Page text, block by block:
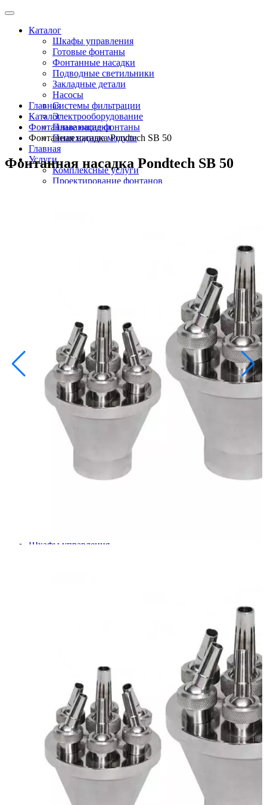
Каталог
Шкафы управления
Готовые фонтаны
Фонтанные насадки
Подводные светильники
Закладные детали
Насосы
Системы фильтрации
Электрооборудование
Плавающие фонтаны
Пешеходные модули
Главная
Услуги
Комплексные услуги
Проектирование фонтанов
Шкафы управления
Готовые фонтаны
Фонтанные насадки
Подводные светильники
Закладные детали
Насосы
Системы фильтрации
Электрооборудование
Плавающие фонтаны
Шкафы управления
Главная
Каталог
Фонтанные насадки
Фонтанная насадка Pondtech SB 50
Фонтанная насадка Pondtech SB 50